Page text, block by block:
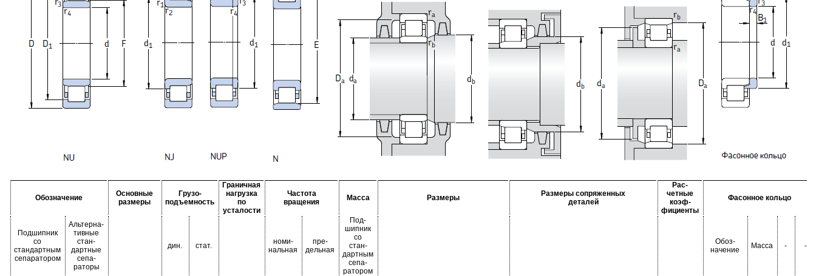
Обозначение
Основные
размеры
Грузо-
подъемность
Граничная
нагрузка
по
усталости
Частота
вращения
Масса Размеры
Размеры сопряженных
деталей
Рас-
четные
коэф-
фициенты
Фасонное кольцо
Подшипник
со
стандартным
сепаратором
Альтерна-
тивные
стан-
дартные
сепа-
раторы
дин. стат.
номи-
нальная
пре-
дельная
Под-
шипник
со
стан-
дартным
сепа-
ратором
Обоз-
начение
Масса - -